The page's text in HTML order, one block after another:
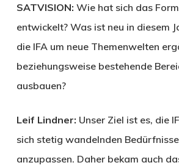
SATVISION: Wie hat sich das
entwickelt? Was ist neu in diesem
die IFA um neue Themenwelten
beziehungsweise bestehende
ausbauen?
Leif Lindner: Unser Ziel ist es, die
sich stetig wandelnden
anzupassen. Daher bekam auch